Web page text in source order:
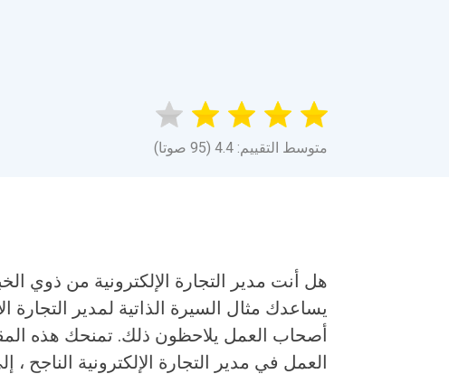
متوسط التقييم: 4.4 (95 صوتا)
هل أنت مدير التجارة الإلكترونية من
يساعدك مثال السيرة الذاتية لمدير التجارة
أصحاب العمل يلاحظون ذلك. تمنحك هذه
العمل في مدير التجارة الإلكترونية